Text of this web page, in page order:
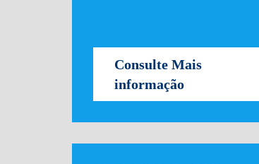
Consulte Mais
informação